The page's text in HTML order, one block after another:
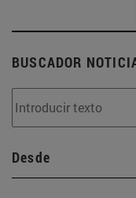
BUSCADOR
Desde